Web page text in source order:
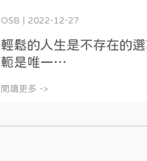
OSB | 2022-12-27
輕鬆的人生是不存在的
軛是唯一⋯
閱讀更多 ->